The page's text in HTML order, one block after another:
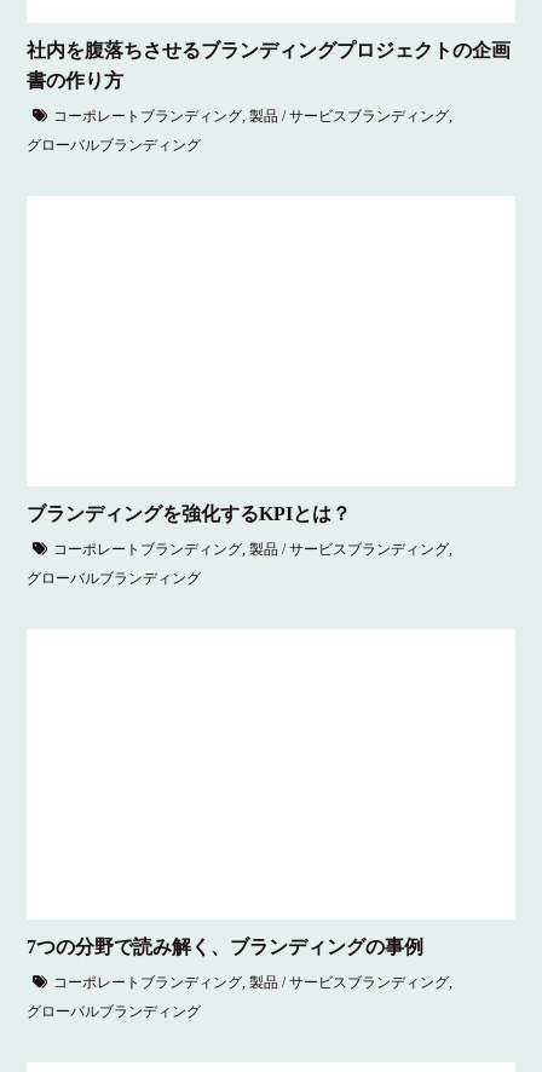
社内を腹落ちさせるブランディングプロジェクトの企画
書の作り方
コーポレートブランディング ,製品 / サービスブランディング
グローバルブランディング
ブランディングを強化するKPIとは？
コーポレートブランディング ,製品 / サービスブランディング
グローバルブランディング
7つの分野で読み解く、ブランディングの事例
コーポレートブランディング ,製品 / サービスブランディング
グローバルブランディング